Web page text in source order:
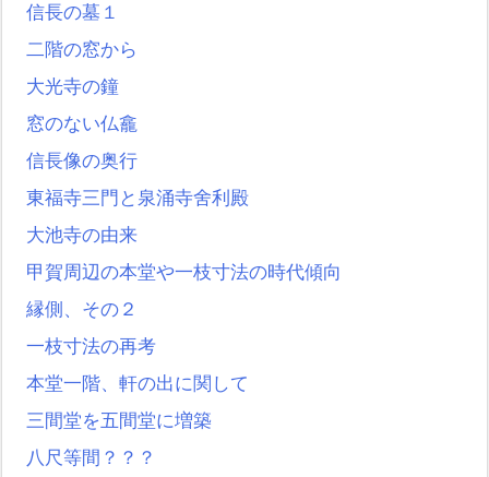
信長の墓１
二階の窓から
大光寺の鐘
窓のない仏龕
信長像の奥行
東福寺三門と泉涌寺舍利殿
大池寺の由来
甲賀周辺の本堂や一枝寸法の時代傾向
縁側、その２
一枝寸法の再考
本堂一階、軒の出に関して
三間堂を五間堂に増築
八尺等間？？？